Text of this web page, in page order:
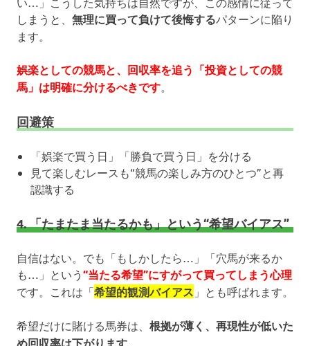
しまうと、 無理に買って負けて後悔するパターンに陥り
ます。
娯楽としての競馬と、回収率を追う「投資としての競
馬」は明確に分けるべきです。
回避策
「娯楽で買う日」「勝負で買う日」を分ける
見て楽しむレースも“競馬の楽しみ方のひとつ”と再
認識する
4. 「たまたま当たるかも」という“希望バイアス”
自信はない。でも「もしかしたら…」「穴馬が来るか
も…」という “当たる希望”にすがって買ってしまう心理
です。これは「希望的観測バイアス 」とも呼ばれます。
希望だけに賭ける馬券は、 根拠が薄く、再現性が低いた
め回収率は下がります。